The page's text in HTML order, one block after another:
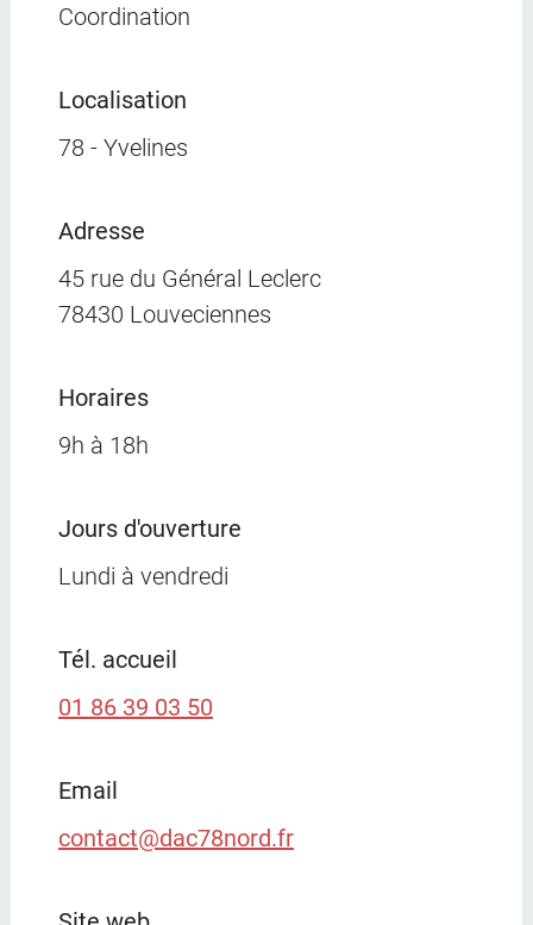
Coordination
Localisation
78 - Yvelines
Adresse
45 rue du Général Leclerc
78430 Louveciennes
Horaires
9h à 18h
Jours d'ouverture
Lundi à vendredi
Tél. accueil
01 86 39 03 50
Email
contact@dac78nord.fr